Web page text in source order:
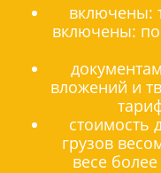
включены:
включены:
вложений и
стоимость
грузов
весе